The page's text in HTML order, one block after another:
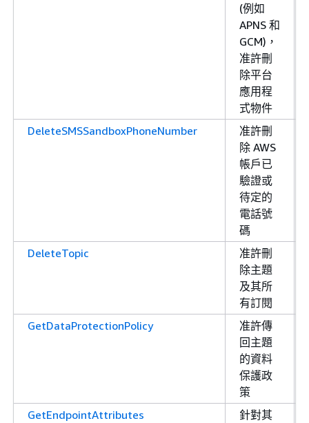
(例如
APNS 和
GCM)，
准許刪
除平台
應用程
式物件
DeleteSMSSandboxPhoneNumber
准許刪
除 AWS
帳戶已
驗證或
待定的
電話號
碼
DeleteTopic
准許刪
除主題
及其所
有訂閱
GetDataProtectionPolicy
准許傳
回主題
的資料
保護政
策
GetEndpointAttributes
針對其